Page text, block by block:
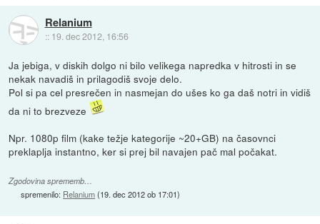
Relanium
:: 19. dec 2012, 16:56
Ja jebiga, v diskih dolgo ni bilo velikega napredka v hitrosti in se
nekak navadiš in prilagodiš svoje delo.
Pol si pa cel presrečen in nasmejan do ušes ko ga daš notri in vidiš
da ni to brezveze
Npr. 1080p film (kake težje kategorije ~20+GB) na časovnci
preklaplja instantno, ker si prej bil navajen pač mal počakat.
Zgodovina sprememb…
spremenilo: Relanium(19. dec 2012 ob 17:01)